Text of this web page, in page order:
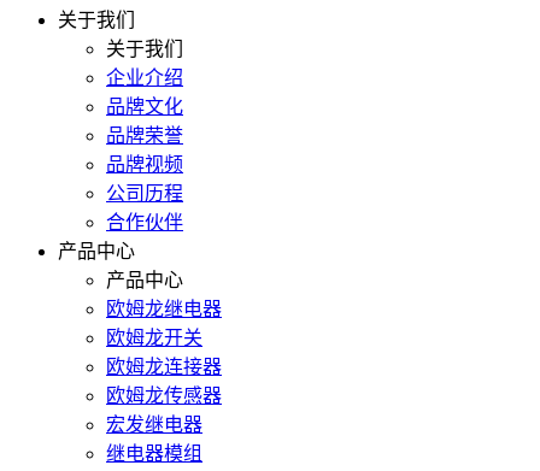
关于我们
关于我们
企业介绍
品牌文化
品牌荣誉
品牌视频
公司历程
合作伙伴
产品中心
产品中心
欧姆龙继电器
欧姆龙开关
欧姆龙连接器
欧姆龙传感器
宏发继电器
继电器模组